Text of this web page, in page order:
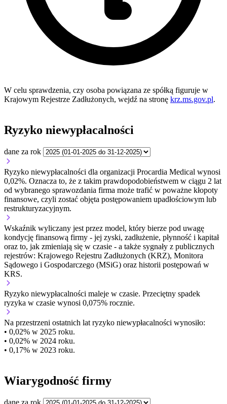
W celu sprawdzenia, czy osoba powiązana ze spółką figuruje w
Krajowym Rejestrze Zadłużonych, wejdź na stronę krz.ms.gov.pl.
Ryzyko niewypłacalności
dane za rok
Ryzyko niewypłacalności dla organizacji Procardia Medical wynosi
0,02%. Oznacza to, że z takim prawdopodobieństwem w ciągu 2 lat
od wybranego sprawozdania firma może trafić w poważne kłopoty
finansowe, czyli zostać objęta postępowaniem upadłościowym lub
restrukturyzacyjnym.
Wskaźnik wyliczany jest przez model, który bierze pod uwagę
kondycję finansową firmy - jej zyski, zadłużenie, płynność i kapitał
oraz to, jak zmieniają się w czasie - a także sygnały z publicznych
rejestrów: Krajowego Rejestru Zadłużonych (KRZ), Monitora
Sądowego i Gospodarczego (MSiG) oraz historii postępowań w
KRS.
Ryzyko niewypłacalności maleje w czasie. Przeciętny spadek
ryzyka w czasie wynosi 0,075% rocznie.
Na przestrzeni ostatnich lat ryzyko niewypłacalności wynosiło:
• 0,02% w 2025 roku.
• 0,02% w 2024 roku.
• 0,17% w 2023 roku.
Wiarygodność firmy
dane za rok